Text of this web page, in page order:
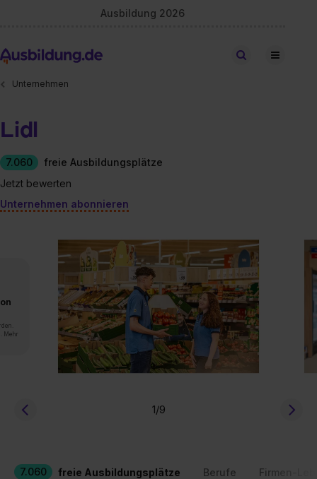
Ausbildung 2026
Stellen finden
Unternehmen
Lidl
7.060
freie Ausbildungsplätze
Jetzt bewerten
Unternehmen abonnieren
Mehr
1/9
7.060 freie Ausbildungsplätze Berufe Firmen-